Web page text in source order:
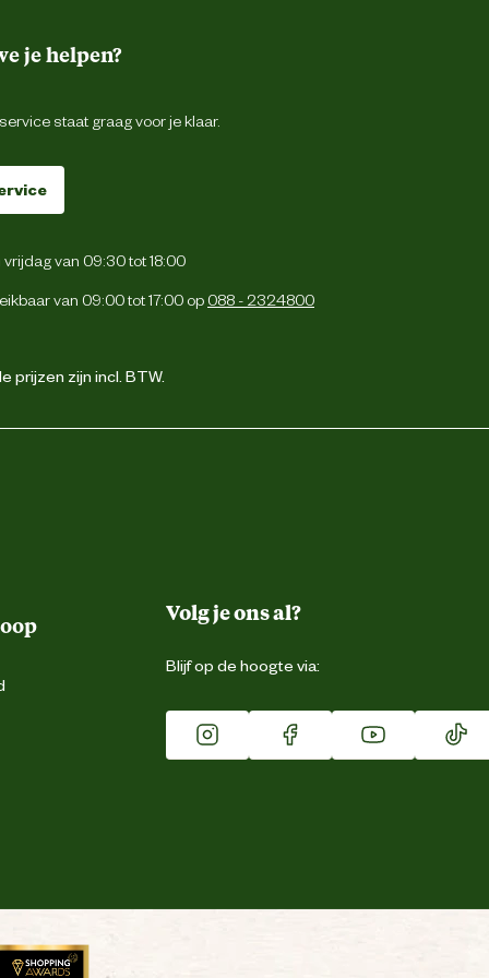
je helpen?
staat graag voor je klaar.
van 09:30 tot 18:00
van 09:00 tot 17:00 op 088 - 2324800
prijzen zijn incl. BTW.
Volg je ons al?
Blijf op de hoogte via: